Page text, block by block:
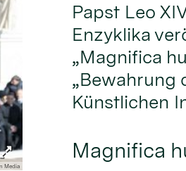
Media
Papst Leo
Enzyklika
„Magnifica
„Bewahrung
Künstlichen
Magnifica